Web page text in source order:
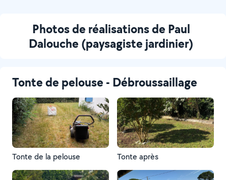
Photos de réalisations de Paul
Dalouche (paysagiste jardinier)
Tonte de pelouse - Débroussaillage
Tonte de la pelouse Tonte après